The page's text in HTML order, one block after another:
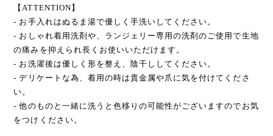
【ATTENTION】
- お手入れはぬるま湯で優しく手洗いしてください。
- おしゃれ着用洗剤や、ランジェリー専用の洗剤のご使用で生地
の痛みを抑えられ長くお使いいただけます。
- お洗濯後は優しく形を整え、陰干ししてください。
- デリケートな為、着用の時は貴金属や爪に気を付けてくださ
い。
- 他のものと一緒に洗うと色移りの可能性がございますのでお気
をつけください。